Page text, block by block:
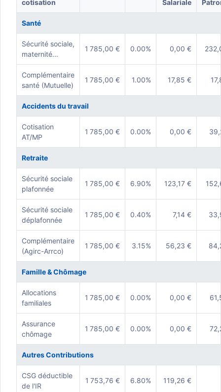
cotisation Salariale
Santé
Sécurité sociale,
maternité...
1 785,00 € 0.00% 0,00 €
Complémentaire
santé (Mutuelle)
1 785,00 € 1.00% 17,85 €
Accidents du travail
Cotisation
AT/MP
1 785,00 € 0.00% 0,00 €
Retraite
Sécurité sociale
plafonnée
1 785,00 € 6.90% 123,17 €
Sécurité sociale
déplafonnée
1 785,00 € 0.40% 7,14 €
Complémentaire
(Agirc-Arrco)
1 785,00 € 3.15% 56,23 €
Famille & Chômage
Allocations
familiales
1 785,00 € 0.00% 0,00 €
Assurance
chômage
1 785,00 € 0.00% 0,00 €
Autres Contributions
CSG déductible
de l'IR
1 753,76 € 6.80% 119,26 €